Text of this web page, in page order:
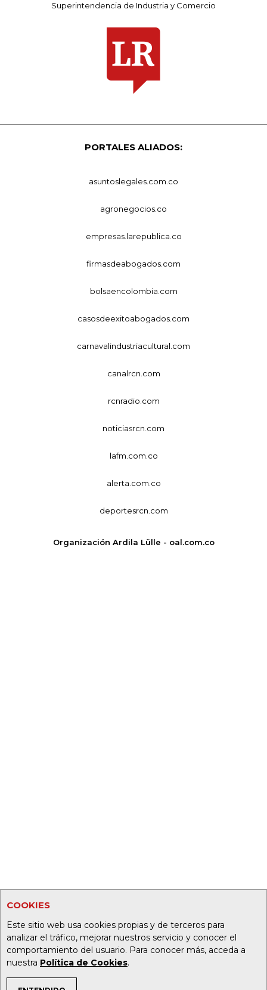
COOKIES
Este sitio web usa cookies propias y de terceros para
analizar el tráfico, mejorar nuestros servicio y conocer el
comportamiento del usuario. Para conocer más, acceda a
nuestra Política de Cookies.
Superintendencia de Industria y Comercio
PORTALES ALIADOS:
asuntoslegales.com.co
agronegocios.co
empresas.larepublica.co
firmasdeabogados.com
bolsaencolombia.com
casosdeexitoabogados.com
carnavalindustriacultural.com
canalrcn.com
rcnradio.com
noticiasrcn.com
lafm.com.co
alerta.com.co
deportesrcn.com
Organización Ardila Lülle - oal.com.co